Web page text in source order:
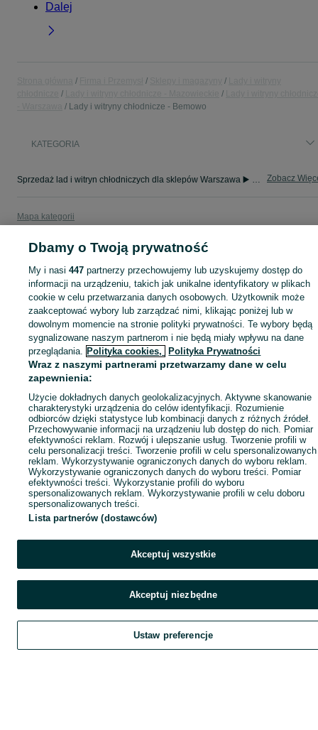
Dalej
Lady i witryny chłodnicze - Bemowo
KATEGORIA
Sprzedaż lad i witryn chłodniczych dla sklepów Warszawa ▶️ Nowe i używane oferty ✅ Szeroki wybór w najlepszych cenach ✌ Znajdź ogłoszenia na OLX.pl! Zobacz
Mapa kategorii
Mapa ministron
Popularne wyszukiwania
Szukaj Obserwujesz Dodaj Czat
Dbamy o Twoją prywatność
My i nasi447 partnerzy przechowujemy lub uzyskujemy dostęp do
informacji na urządzeniu, takich jak unikalne identyfikatory w plikach
cookie w celu przetwarzania danych osobowych. Użytkownik może
zaakceptować wybory lub zarządzać nimi, klikając poniżej lub w
dowolnym momencie na stronie polityki prywatności. Te wybory będą
sygnalizowane naszym partnerom i nie będą miały wpływu na dane
przeglądania. Polityka cookies, Polityka Prywatności
Wraz z naszymi partnerami przetwarzamy dane w celu
zapewnienia:
Użycie dokładnych danych geolokalizacyjnych. Aktywne skanowanie
charakterystyki urządzenia do celów identyfikacji. Rozumienie
odbiorców dzięki statystyce lub kombinacji danych z różnych źródeł.
Przechowywanie informacji na urządzeniu lub dostęp do nich. Pomiar
efektywności reklam. Rozwój i ulepszanie usług. Tworzenie profili w
celu personalizacji treści. Tworzenie profili w celu spersonalizowanych
reklam. Wykorzystywanie ograniczonych danych do wyboru reklam.
Wykorzystywanie ograniczonych danych do wyboru treści. Pomiar
efektywności treści. Wykorzystanie profili do wyboru
spersonalizowanych reklam. Wykorzystywanie profili w celu doboru
spersonalizowanych treści.
Lista partnerów (dostawców)
Akceptuj wszystkie
Akceptuj niezbędne
Ustaw preferencje